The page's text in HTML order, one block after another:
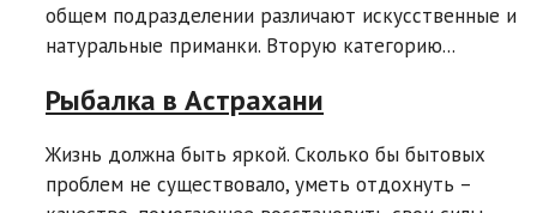
общем подразделении различают искусственные и
натуральные приманки. Вторую категорию...
Рыбалка в Астрахани
Жизнь должна быть яркой. Сколько бы бытовых
проблем не существовало, уметь отдохнуть –